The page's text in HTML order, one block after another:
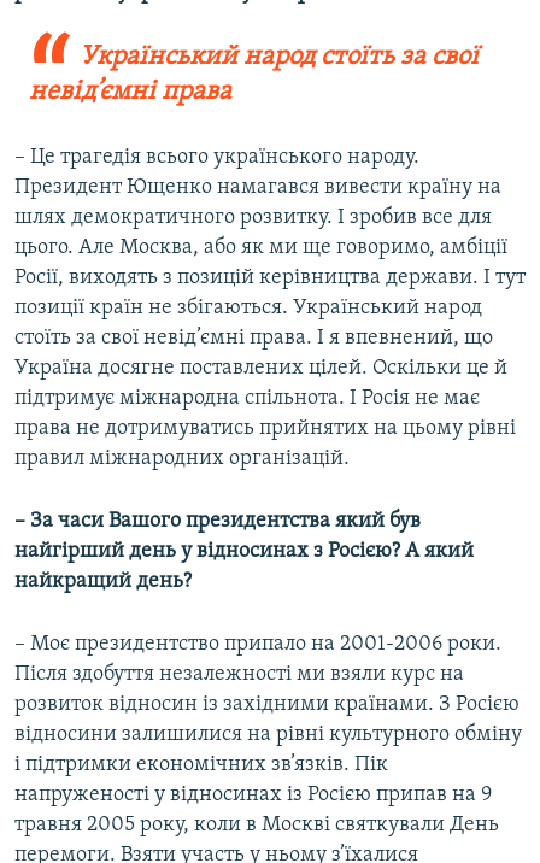
Український народ стоїть за свої
невід’ємні права
– Це трагедія всього українського народу.
Президент Ющенко намагався вивести країну на
шлях демократичного розвитку. І зробив все для
цього. Але Москва, або як ми ще говоримо, амбіції
Росії, виходять з позицій керівництва держави. І тут
позиції країн не збігаються. Український народ
стоїть за свої невід’ємні права. І я впевнений, що
Україна досягне поставлених цілей. Оскільки це й
підтримує міжнародна спільнота. І Росія не має
права не дотримуватись прийнятих на цьому рівні
правил міжнародних організацій.
– За часи Вашого президентства який був
найгірший день у відносинах з Росією? А який
найкращий день?
– Моє президентство припало на 2001-2006 роки.
Після здобуття незалежності ми взяли курс на
розвиток відносин із західними країнами. З Росією
відносини залишилися на рівні культурного обміну
і підтримки економічних зв’язків. Пік
напруженості у відносинах із Росією припав на 9
травня 2005 року, коли в Москві святкували День
перемоги. Взяти участь у ньому з’їхалися